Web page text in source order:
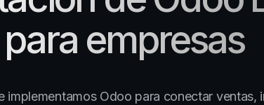
para empresas
implementamos Odoo para conectar ventas,